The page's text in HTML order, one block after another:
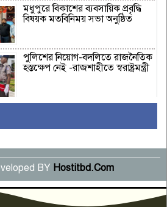
মধুপুরে বিকাশের ব্যবসায়িক প্রবৃদ্ধি
বিষয়ক মতবিনিময় সভা অনুষ্ঠিত
পুলিশের নিয়োগ-বদলিতে রাজনৈতিক
হস্তক্ষেপ নেই -রাজশাহীতে স্বরাষ্ট্রমন্ত্রী
বছর পূর্তি উদযাপন
সংবাদ সম্মেলনে অভিযোগ অস্বীকার
উদ্দেশ্য প্রণোদিত সংবাদ প্রকাশের
প্রতিবাদ নাজির হাসানের
BY Hostitbd.Com